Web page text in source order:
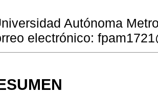
Autónoma
electrónico: